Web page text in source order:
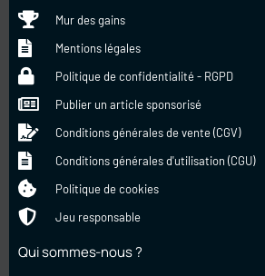
Mur des gains
Mentions légales
Politique de confidentialité - RGPD
Publier un article sponsorisé
Conditions générales de vente (CGV)
Conditions générales d'utilisation (CGU)
Politique de cookies
Jeu responsable
Qui sommes-nous ?